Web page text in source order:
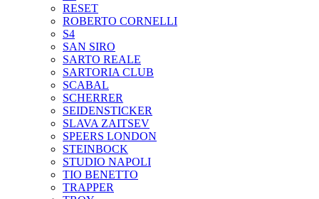
RESET
ROBERTO CORNELLI
S4
SAN SIRO
SARTO REALE
SARTORIA CLUB
SCABAL
SCHERRER
SEIDENSTICKER
SLAVA ZAITSEV
SPEERS LONDON
STEINBOCK
STUDIO NAPOLI
TIO BENETTO
TRAPPER